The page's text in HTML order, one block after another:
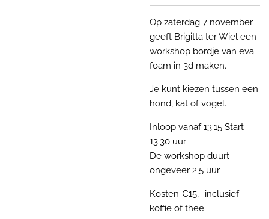
Op zaterdag 7 november
geeft Brigitta ter Wiel een
workshop bordje van eva
foam in 3d maken.
Je kunt kiezen tussen een
hond, kat of vogel.
Inloop vanaf 13:15 Start
13:30 uur
De workshop duurt
ongeveer 2,5 uur
Kosten €15,- inclusief
koffie of thee